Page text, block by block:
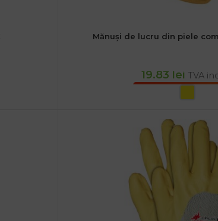
Mănuși de lucru din piele
19.83 lei TVA